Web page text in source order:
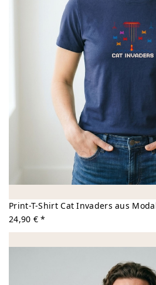
Print-T-Shirt Cat Invaders aus
24,90 € *